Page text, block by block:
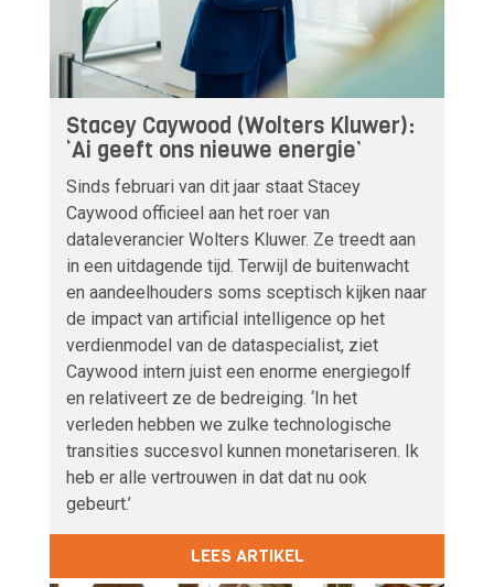
Stacey Caywood (Wolters Kluwer):
‘Ai geeft ons nieuwe energie’
Sinds februari van dit jaar staat Stacey
Caywood officieel aan het roer van
dataleverancier Wolters Kluwer. Ze treedt aan
in een uitdagende tijd. Terwijl de buitenwacht
en aandeelhouders soms sceptisch kijken naar
de impact van artificial intelligence op het
verdienmodel van de dataspecialist, ziet
Caywood intern juist een enorme energiegolf
en relativeert ze de bedreiging. ‘In het
verleden hebben we zulke technologische
transities succesvol kunnen monetariseren. Ik
heb er alle vertrouwen in dat dat nu ook
gebeurt.’
LEES ARTIKEL